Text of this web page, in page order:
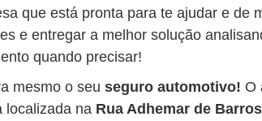
que está pronta para te ajudar e de
e entregar a melhor solução
quando precisar!
mesmo o seu seguro automotivo! O
localizada na Rua Adhemar de